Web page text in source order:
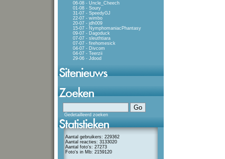
06-08 - Uncle_Cheech
01-08 - Soury
31-07 - SpeedyGJ
22-07 - wimbo
20-07 - jdh009
15-07 - NymphomaniacPhantasy
09-07 - Dagoduck
07-07 - sleuthtiara
07-07 - firehomesick
04-07 - Divcom
04-07 - Teerzii
29-06 - Jdood
Gedetailleerd zoeken
Aantal gebruikers: 229362
Aantal reacties: 3133020
Aantal foto's: 27273
Foto's in Mb: 2159120